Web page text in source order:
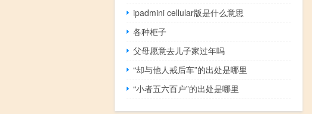
ipadmini cellular版是什么意思
各种柜子
父母愿意去儿子家过年吗
“却与他人戒后车”的出处是哪里
“小者五六百户”的出处是哪里